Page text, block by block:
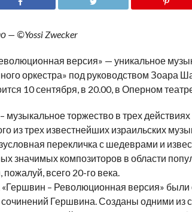
— ©Yossi Zwecker
версия» — уникальное
оркестра» под руководством Зоара
10 сентября, в 20.00, в Оперном
музыкальное торжество в трех
из трех известнейших израильских
перекличка с шедеврами и
значимых композиторов в области
всего 20-го века.
«Гершвин – Революционная версия»
Гершвина. Созданы одними из